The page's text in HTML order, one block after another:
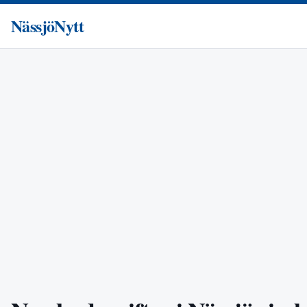
NässjöNytt